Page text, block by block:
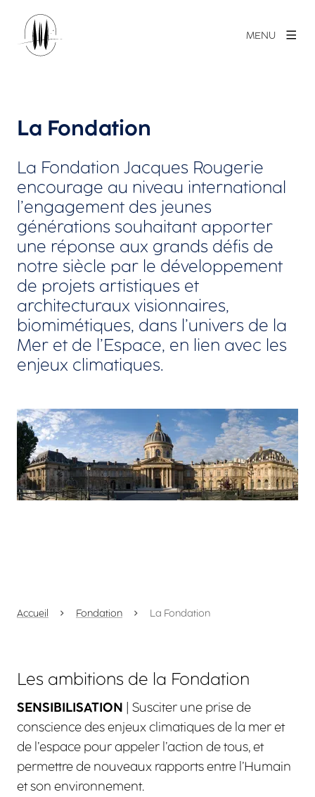
MENU
La Fondation
La Fondation Jacques Rougerie
encourage au niveau international
l’engagement des jeunes
générations souhaitant apporter
une réponse aux grands défis de
notre siècle par le développement
de projets artistiques et
architecturaux visionnaires,
biomimétiques, dans l’univers de la
Mer et de l’Espace, en lien avec les
enjeux climatiques.
Agrandir
Accueil Fondation La Fondation
Les ambitions de la Fondation
SENSIBILISATION | Susciter une prise de
conscience des enjeux climatiques de la mer et
de l’espace pour appeler l’action de tous, et
permettre de nouveaux rapports entre l’Humain
et son environnement.